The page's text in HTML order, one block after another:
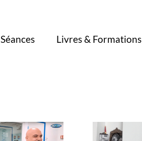
Séances Livres & Formations